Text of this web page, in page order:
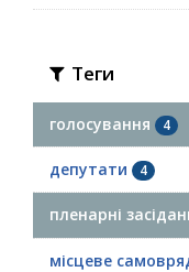
Теги
голосування 4
депутати 4
пленарні
місцеве